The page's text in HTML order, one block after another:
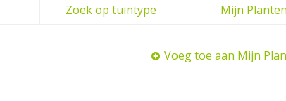
Zoek op tuintype Mijn Planten
Voeg toe aan Mijn